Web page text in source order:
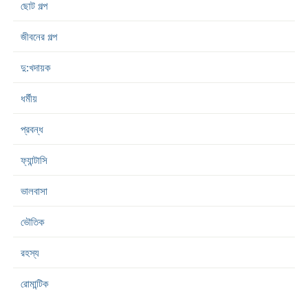
ছোট গল্প
জীবনের গল্প
দু:খদায়ক
ধর্মীয়
প্রবন্ধ
ফ্যান্টাসি
ভালবাসা
ভৌতিক
রহস্য
রোমান্টিক